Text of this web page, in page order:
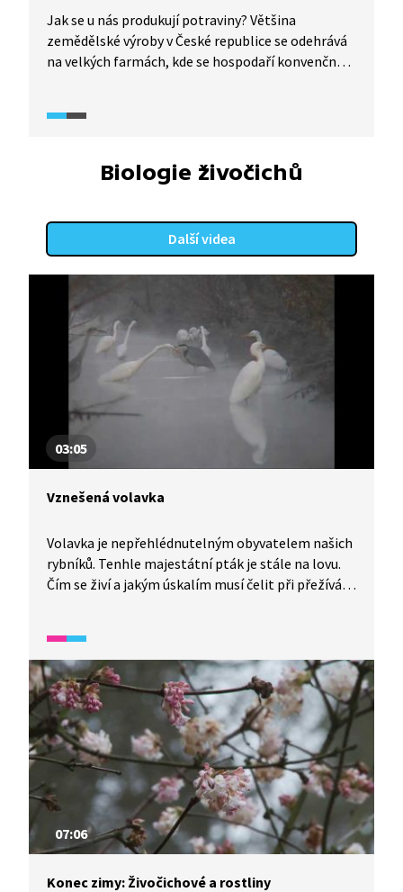
Jak se u nás produkují potraviny? Většina
zemědělské výroby v České republice se odehrává
na velkých farmách, kde se hospodaří konvenčně
maximum. Důsledky na životní prostředí jsou
zemědělská zvířata. Naproti tomu existují
ekologické farmy, i když je jich jen zlomek, kde se
v jim přirozeném prostředí. Produkty
ekologického zemědělství jsou tak zdravější, ale
by takto fungovat celé české zemědělství?
Biologie živočichů
Další videa
03:05
Vznešená volavka
Volavka je nepřehlédnutelným obyvatelem našich
rybníků. Tenhle majestátní pták je stále na lovu.
Čím se živí a jakým úskalím musí čelit při přežívání
07:06
Konec zimy: Živočichové a rostliny